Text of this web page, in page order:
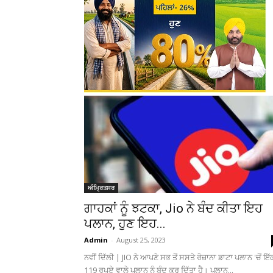
ਅੰਮ੍ਰਿਤਸਰ
ਗਾਹਕਾਂ ਨੂੰ ਝਟਕਾ, Jio ਨੇ ਬੰਦ ਕੀਤਾ ਇਹ
ਪਲਾਨ, ਹੁਣ ਇਹ...
Admin - August 25, 2023
ਨਵੀਂ ਦਿੱਲੀ | JIO ਨੇ ਆਪਣੇ ਸਭ ਤੋਂ ਸਸਤੇ ਰੋਜ਼ਾਨਾ ਡਾਟਾ ਪਲਾਨ 'ਚੋਂ
119 ਰੁਪਏ ਵਾਲੇ ਪਲਾਨ ਨੂੰ ਬੰਦ ਕਰ ਦਿੱਤਾ ਹੈ। ਪਲਾਨ...